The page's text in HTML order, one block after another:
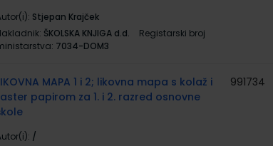
Stjepan Krajček
ŠKOLSKA KNJIGA d.d.
Registarski broj
7034-DOM3
MAPA 1 i 2; likovna mapa s kolaž i
papirom za 1. i 2. razred osnovne
/
991734